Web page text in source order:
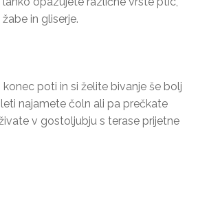
in gliserje.
poti in si želite bivanje še bolj
najamete čoln ali pa prečkate
v gostoljubju s terase prijetne